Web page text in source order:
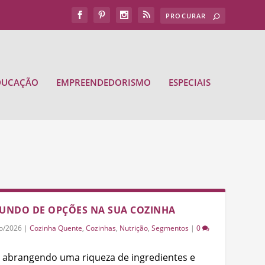
EMPREENDEDORISMO ESPECIAIS
DE OPÇÕES NA SUA COZINHA
2026 | Cozinha Quente, Cozinhas, Nutrição, Segmentos | 0
uma riqueza de ingredientes e